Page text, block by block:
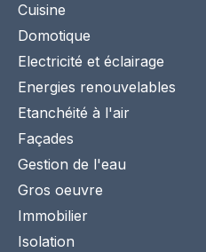
Cuisine
Domotique
Electricité et éclairage
Energies renouvelables
Etanchéité à l'air
Façades
Gestion de l'eau
Gros oeuvre
Immobilier
Isolation